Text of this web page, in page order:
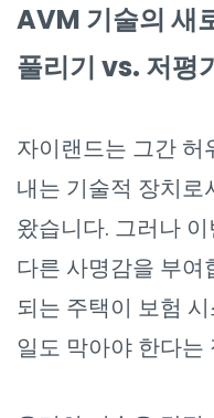
AVM 기술의 새
풀리기 vs. 저평
자이랜드는 그간 허
내는 기술적 장치로
왔습니다. 그러나
다른 사명감을 부여
되는 주택이 보험
일도 막아야 한다는